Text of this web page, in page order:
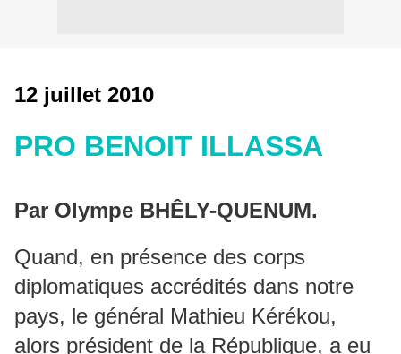
12 juillet 2010
PRO BENOIT ILLASSA
Par Olympe BHÊLY-QUENUM.
Quand, en présence des corps
diplomatiques accrédités dans notre
pays, le général Mathieu Kérékou,
alors président de la République, a eu